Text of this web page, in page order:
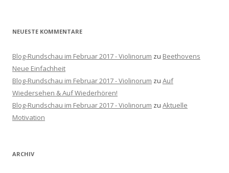
NEUESTE KOMMENTARE
Blog-Rundschau im Februar 2017 - Violinorum zu Beethovens
Neue Einfachheit
Blog-Rundschau im Februar 2017 - Violinorum zu Auf
Wiedersehen & Auf Wiederhören!
Blog-Rundschau im Februar 2017 - Violinorum zu Aktuelle
Motivation
ARCHIV